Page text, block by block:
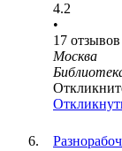
4.2
•
17 отзывов
Москва